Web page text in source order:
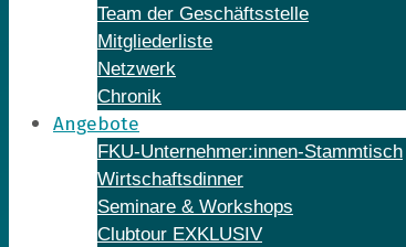
Team der Geschäftsstelle
Mitgliederliste
Netzwerk
Chronik
Angebote
FKU-Unternehmer:innen-Stammtisch
Wirtschaftsdinner
Seminare & Workshops
Clubtour EXKLUSIV